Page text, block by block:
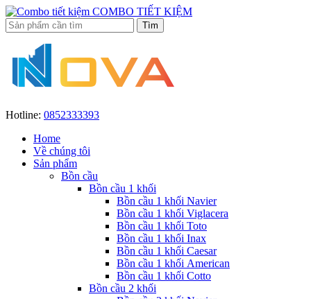
COMBO TIẾT KIỆM
Hotline: 0852333393
Home
Về chúng tôi
Sản phẩm
Bồn cầu
Bồn cầu 1 khối
Bồn cầu 1 khối Navier
Bồn cầu 1 khối Viglacera
Bồn cầu 1 khối Toto
Bồn cầu 1 khối Inax
Bồn cầu 1 khối Caesar
Bồn cầu 1 khối American
Bồn cầu 1 khối Cotto
Bồn cầu 2 khối